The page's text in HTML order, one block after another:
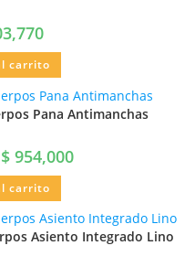
carrito
Pana Antimanchas
$954,000
carrito
Asiento Integrado Lino